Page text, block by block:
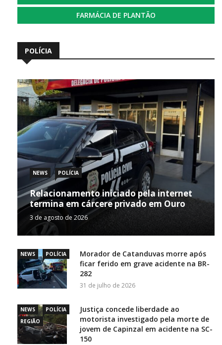
FARMÁCIA DE PLANTÃO
POLÍCIA
NEWS POLÍCIA
Relacionamento iniciado pela internet
termina em cárcere privado em Ouro
3 de agosto de 2026
NEWS POLÍCIA
Morador de Catanduvas morre após
ficar ferido em grave acidente na BR-
282
31 de julho de 2026
NEWS
POLÍCIA
REGIÃO
Justiça concede liberdade ao
motorista investigado pela morte de
jovem de Capinzal em acidente na SC-
150